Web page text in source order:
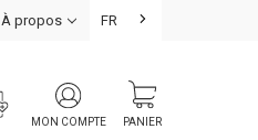
À propos FR
MON COMPTE PANIER